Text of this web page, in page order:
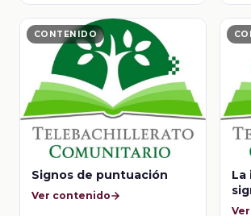
CONTENIDO
Signos de puntuación
Ver contenido
La